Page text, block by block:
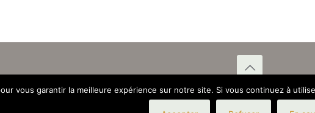
réservés © 2026 MGM Sablières Réunies |Mentions légales|CGV|
vous garantir la meilleure expérience sur notre site. Si vous continuez à